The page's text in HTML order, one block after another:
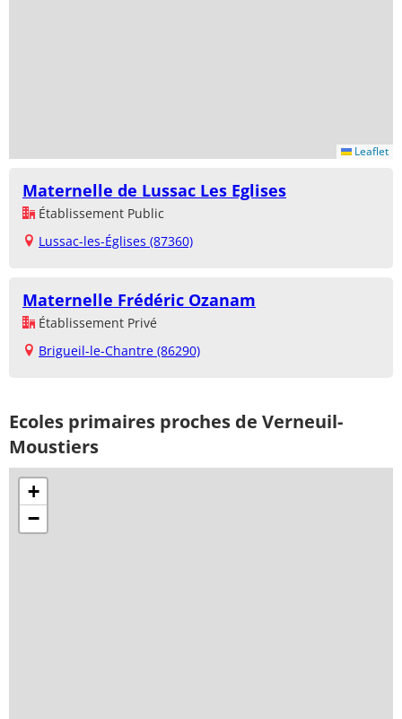
Leaflet
Maternelle de Lussac Les Eglises
Établissement Public
Lussac-les-Églises (87360)
Maternelle Frédéric Ozanam
Établissement Privé
Brigueil-le-Chantre (86290)
Ecoles primaires proches de Verneuil-
Moustiers
+
−